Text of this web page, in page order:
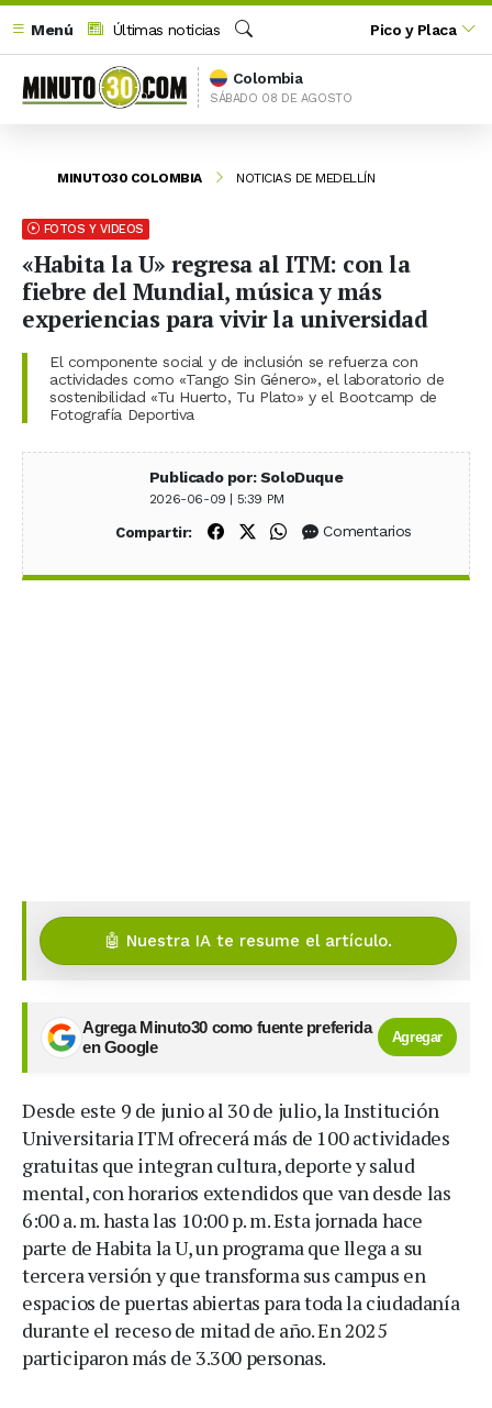
Menú
Últimas noticias
Buscar
Pico y Placa
Colombia
SÁBADO 08 DE AGOSTO
MINUTO30 COLOMBIA NOTICIAS DE MEDELLÍN
FOTOS Y VIDEOS
«Habita la U» regresa al ITM: con la
fiebre del Mundial, música y más
experiencias para vivir la universidad
El componente social y de inclusión se refuerza con
actividades como «Tango Sin Género», el laboratorio de
sostenibilidad «Tu Huerto, Tu Plato» y el Bootcamp de
Fotografía Deportiva
Publicado por: SoloDuque
2026-06-09 | 5:39 PM
Compartir: Compartir en Facebook
Compartir en X (Twitter)
Compartir en WhatsApp
Comentarios
🤖 Nuestra IA te resume el artículo.
Agrega Minuto30 como fuente preferida
en Google
Agregar
Desde este 9 de junio al 30 de julio, la Institución
Universitaria ITM ofrecerá más de 100 actividades
gratuitas que integran cultura, deporte y salud
mental, con horarios extendidos que van desde las
6:00 a. m. hasta las 10:00 p. m. Esta jornada hace
parte de Habita la U, un programa que llega a su
tercera versión y que transforma sus campus en
espacios de puertas abiertas para toda la ciudadanía
durante el receso de mitad de año. En 2025
participaron más de 3.300 personas.